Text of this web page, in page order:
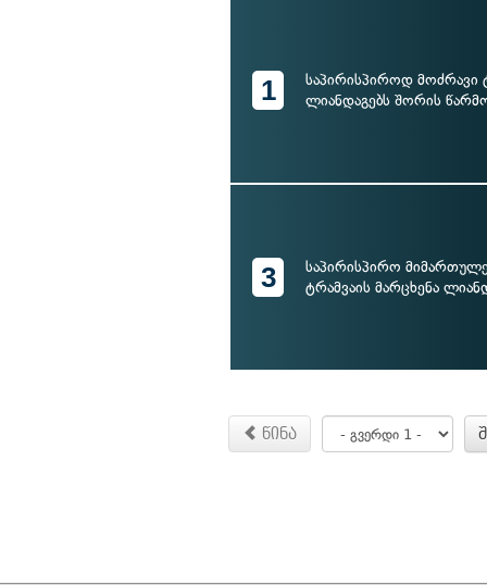
1
საპირისპიროდ მოძრავი
ლიანდაგებს შორის
3
საპირისპირო
ტრამვაის მარცხენა
წინა